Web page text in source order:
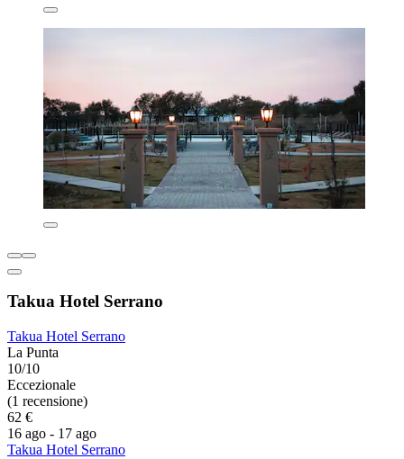
Takua Hotel Serrano
Takua Hotel Serrano
La Punta
10/10
Eccezionale
(1 recensione)
62 €
16 ago - 17 ago
Takua Hotel Serrano